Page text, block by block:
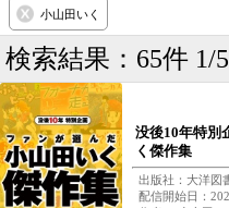
小山田いく
検索結果：65件 1/5
没後10年特
く傑作集
出版社：大洋図
配信開始日：